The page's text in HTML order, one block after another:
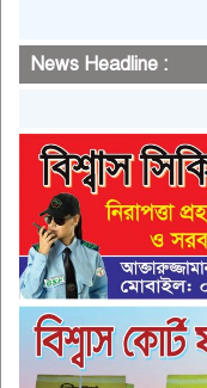
News Headline :